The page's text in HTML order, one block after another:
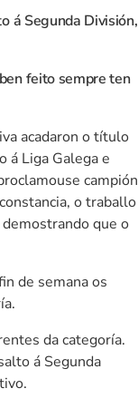
á Segunda División,
feito sempre ten
acadaron o título
á Liga Galega e
campión
o traballo
que o
de semana os
da categoría.
á Segunda